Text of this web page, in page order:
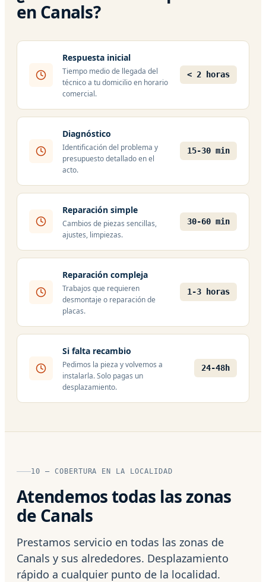
en Canals?
Respuesta inicial
Tiempo medio de llegada del
técnico a tu domicilio en horario
comercial.
< 2 horas
Diagnóstico
Identificación del problema y
presupuesto detallado en el
acto.
15-30 min
Reparación simple
Cambios de piezas sencillas,
ajustes, limpiezas.
30-60 min
Reparación compleja
Trabajos que requieren
desmontaje o reparación de
placas.
1-3 horas
Si falta recambio
Pedimos la pieza y volvemos a
instalarla. Solo pagas un
desplazamiento.
24-48h
10 — COBERTURA EN LA LOCALIDAD
Atendemos todas las zonas
de Canals
Prestamos servicio en todas las zonas de
Canals y sus alrededores. Desplazamiento
rápido a cualquier punto de la localidad.